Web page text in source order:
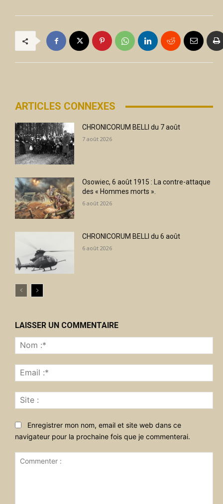
ARTICLES CONNEXES
CHRONICORUM BELLI du 7 août
7 août 2026
Osowiec, 6 août 1915 : La contre-attaque
des « Hommes morts ».
6 août 2026
CHRONICORUM BELLI du 6 août
6 août 2026
LAISSER UN COMMENTAIRE
:*
:*
:
Enregistrer mon nom, email et site web dans ce
navigateur pour la prochaine fois que je commenterai.